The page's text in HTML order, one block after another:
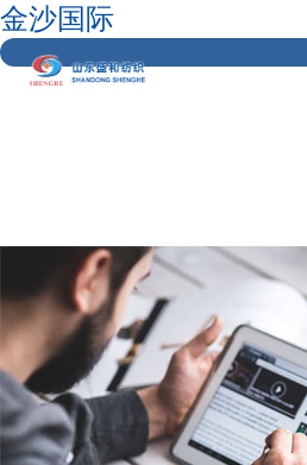
金沙国际